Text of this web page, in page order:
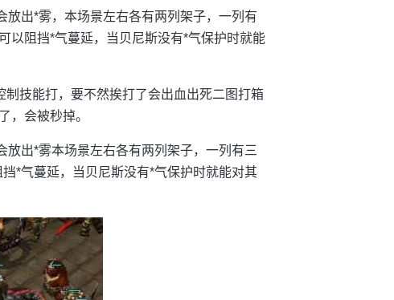
出*雾，本场景左右各有两列架子，一列有
以阻挡*气蔓延，当贝尼斯没有*气保护时就能
技能打，要不然挨打了会出血出死二图打箱
，会被秒掉。
出*雾本场景左右各有两列架子，一列有三
*气蔓延，当贝尼斯没有*气保护时就能对其